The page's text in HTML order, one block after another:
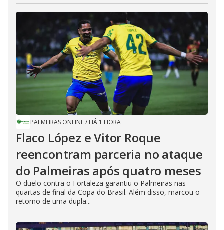
PALMEIRAS ONLINE/ HÁ 1 HORA
Flaco López e Vitor Roque
reencontram parceria no ataque
do Palmeiras após quatro meses
O duelo contra o Fortaleza garantiu o Palmeiras nas
quartas de final da Copa do Brasil. Além disso, marcou o
retorno de uma dupla...